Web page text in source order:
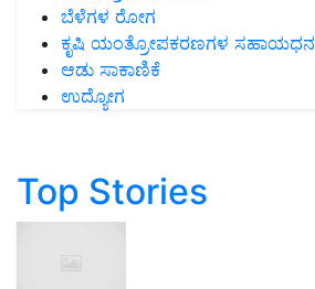
ಬೆಳೆಗಳ ರೋಗ
ಕೃಷಿ ಯಂತ್ರೋಪಕರಣಗಳ ಸಹಾಯಧನ
ಆಡು ಸಾಕಾಣಿಕೆ
ಉದ್ಯೋಗ
Top Stories